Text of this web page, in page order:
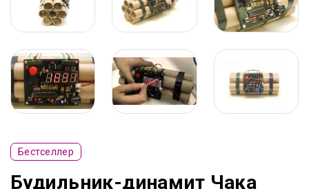
Бестселлер
Будильник-динамит Чака